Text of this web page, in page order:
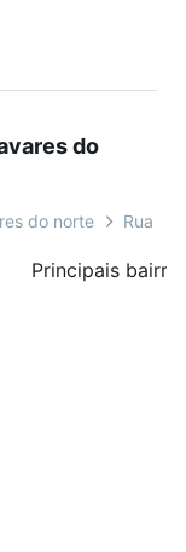
do
do norte Rua